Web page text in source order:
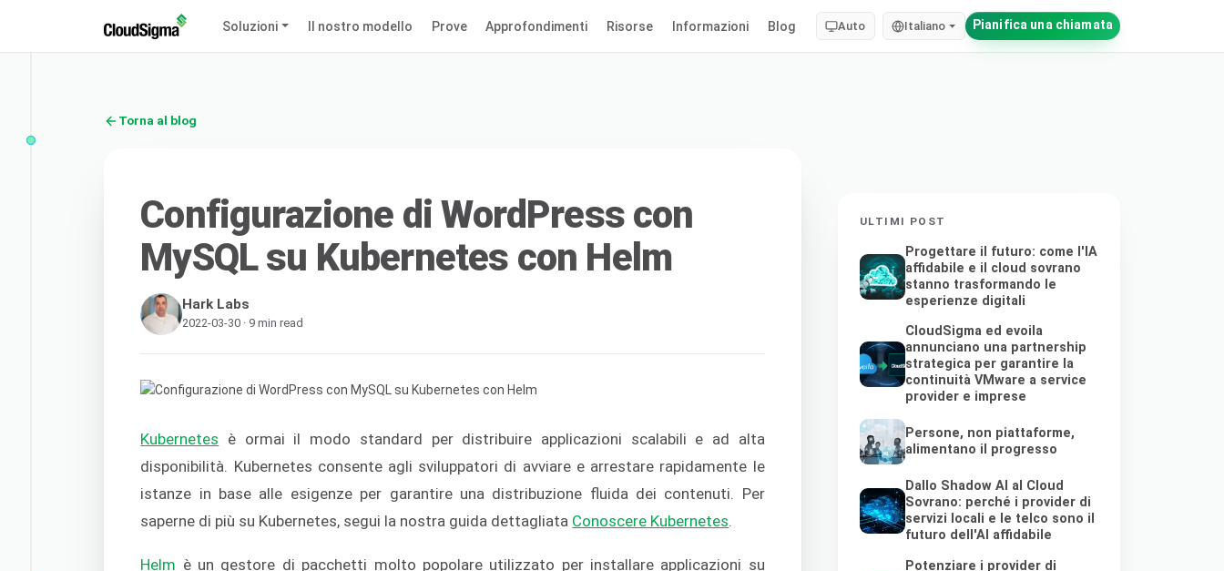
Soluzioni Il nostro modello Prove Approfondimenti Risorse Informazioni Blog Auto Italiano Pianifica una chiamata
Torna al blog
Configurazione di WordPress con
MySQL su Kubernetes con Helm
Hark Labs
2022-03-30 · 9 min read
Kubernetes è ormai il modo standard per distribuire applicazioni scalabili e ad alta
disponibilità. Kubernetes consente agli sviluppatori di avviare e arrestare rapidamente le
istanze in base alle esigenze per garantire una distribuzione fluida dei contenuti. Per
saperne di più su Kubernetes, segui la nostra guida dettagliata Conoscere Kubernetes
Helm è un gestore di pacchetti molto popolare utilizzato per installare applicazioni su
ULTIMI POST
Progettare il futuro: come l'IA
affidabile e il cloud sovrano
stanno trasformando le
esperienze digitali
CloudSigma ed evoila
annunciano una partnership
strategica per garantire la
continuità VMware a service
provider e imprese
Persone, non piattaforme,
alimentano il progresso
Dallo Shadow AI al Cloud
Sovrano: perché i provider di
servizi locali e le telco sono il
futuro dell'AI affidabile
Potenziare i provider di